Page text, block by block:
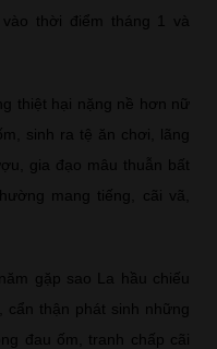
thời điểm tháng 1 và
thiệt hại nặng nề hơn nữ
sinh ra tệ ăn chơi, lãng
gia đạo mâu thuẫn bất
mang tiếng, cãi vã,
gặp sao La hầu chiếu
thận phát sinh những
đau ốm, tranh chấp cãi